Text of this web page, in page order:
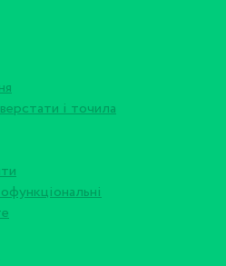
і точила